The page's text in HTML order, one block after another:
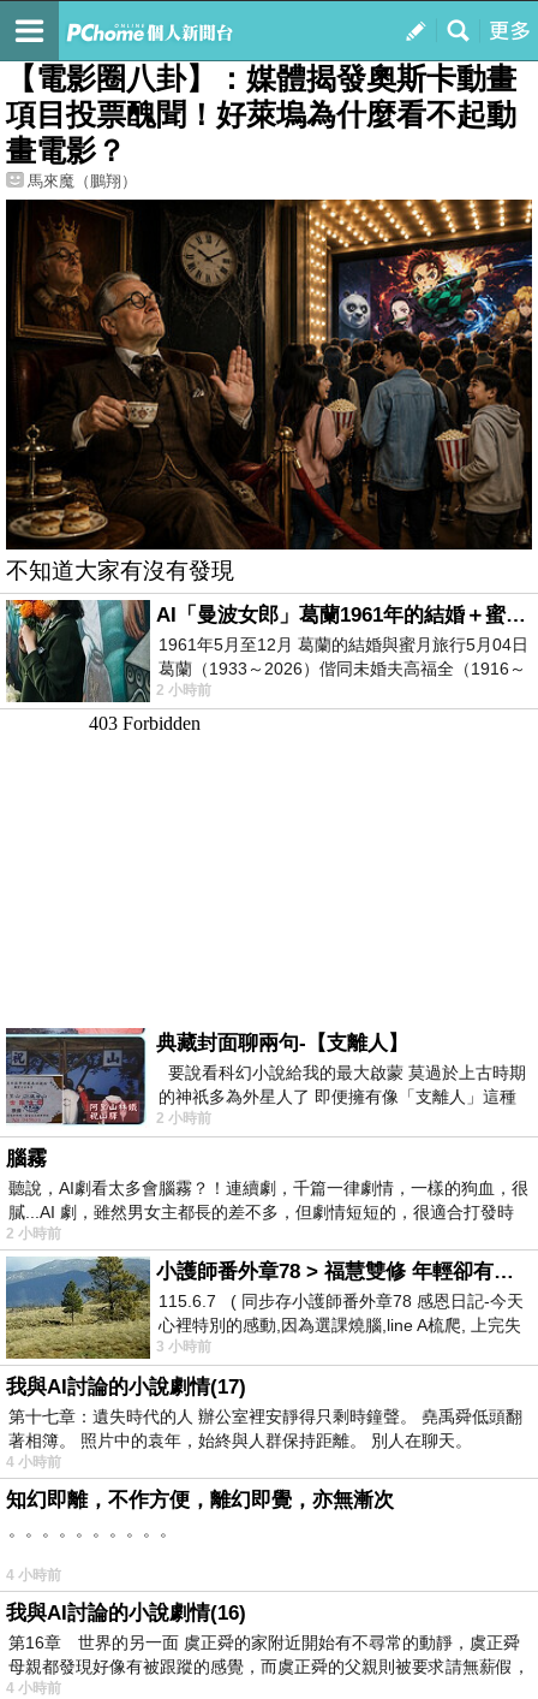
我的
最新文章
【電影圈八卦】：媒體揭發奧斯卡動畫
項目投票醜聞！好萊塢為什麼看不起動
畫電影？
馬來魔（鵬翔）
不知道大家有沒有發現
AI「曼波女郎」葛蘭1961年的結婚＋蜜月旅行 #戀上老電影 #葛蘭 #粟子
1961年5月至12月 葛蘭的結婚與蜜月旅行5月04日
葛蘭（1933～2026）偕同未婚夫高福全（1916～
2004）乘郵輪赴倫敦6月15日於英國倫敦St.S
2 小時前
典藏封面聊兩句-【支離人】
要說看科幻小說給我的最大啟蒙 莫過於上古時期
的神祇多為外星人了 即便擁有像「支離人」這種
驚世駭俗的神通法門 也未必讀
2 小時前
腦霧
聽說，AI劇看太多會腦霧？！連續劇，千篇一律劇情，一樣的狗血，很
膩...AI 劇，雖然男女主都長的差不多，但劇情短短的，很適合打發時
2 小時前
小護師番外章78 > 福慧雙修 年輕卻有個老靈魂 ㄑ金剛經〉podcast
115.6.7 ( 同步存小護師番外章78 感恩日記-今天
心裡特別的感動,因為選課燒腦,line A梳爬, 上完失
智課的她,特來傾
3 小時前
我與AI討論的小說劇情(17)
第十七章：遺失時代的人 辦公室裡安靜得只剩時鐘聲。 堯禹舜低頭翻
著相簿。 照片中的袁年，始終與人群保持距離。 別人在聊天。
4 小時前
知幻即離，不作方便，離幻即覺，亦無漸次
。。。。。。。。。。
4 小時前
我與AI討論的小說劇情(16)
第16章 世界的另一面 虞正舜的家附近開始有不尋常的動靜，虞正舜
母親都發現好像有被跟蹤的感覺，而虞正舜的父親則被要求請無薪假，
4 小時前